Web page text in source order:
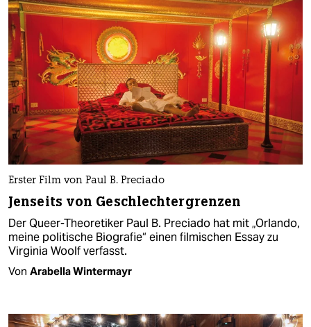
Erster Film von Paul B. Preciado
Jenseits von Geschlechter­grenzen
Der Queer-Theoretiker Paul B. Preciado hat mit „Orlando,
meine politische Biografie“ einen filmischen Essay zu
Virginia Woolf verfasst.
Von Arabella Wintermayr